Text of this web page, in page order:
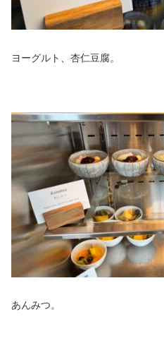
ヨーグルト、杏仁豆腐。
あんみつ。